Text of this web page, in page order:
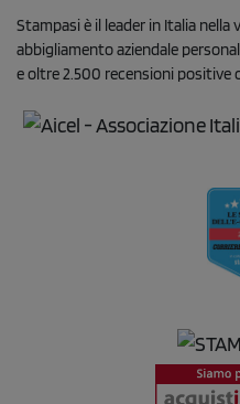
Stampasi è il leader in Italia nella
abbigliamento aziendale
e oltre 2.500 recensioni positive